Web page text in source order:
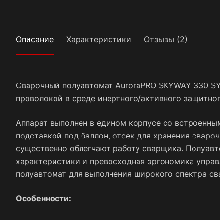
Описание Характеристики Отзывы (2)
Сварочный полуавтомат AuroraPRO SKYWAY 330
проволокой в среде инертного/активного
Аппарат выполнен в едином корпусе со
подставкой под баллон, отсек для хранения
существенно облегчают работу сварщика.
характеристики и превосходная эргономика
полуавтомат для выполнения широкого спектра
Особенности: